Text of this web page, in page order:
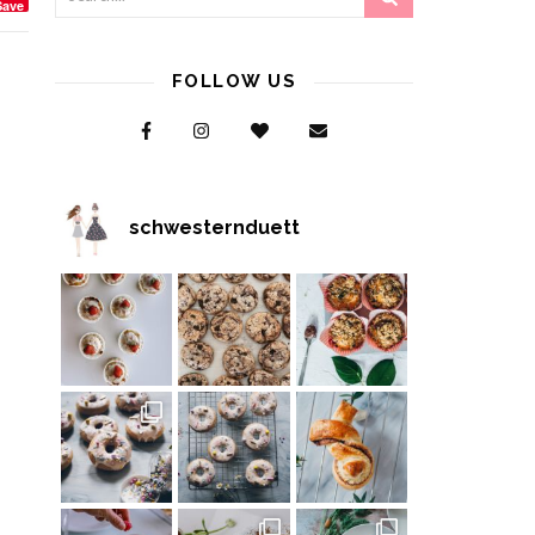
FOLLOW US
schwesternduett